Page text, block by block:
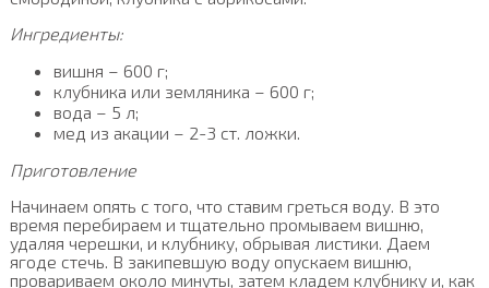
Ингредиенты:
вишня – 600 г;
клубника или земляника – 600 г;
вода – 5 л;
мед из акации – 2-3 ст. ложки.
Приготовление
Начинаем опять с того, что ставим греться воду. В это
время перебираем и тщательно промываем вишню,
удаляя черешки, и клубнику, обрывая листики. Даем
ягоде стечь. В закипевшую воду опускаем вишню,
провариваем около минуты, затем кладем клубнику и, как